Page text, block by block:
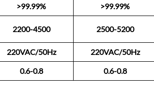
>99.99% >99.99%
2200-4500 2500-5200
220VAC/50Hz 220VAC/50Hz
0.6-0.8 0.6-0.8